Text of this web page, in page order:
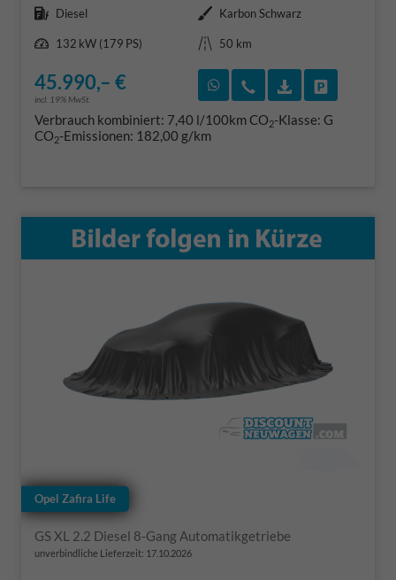
Kraftstoff Diesel Außenfarbe Karbon Schwarz
Leistung
132 kW (179 PS) Kilometerstand 50 km
45.990,– €
incl. 19% MwSt.
Rückruf vereinbaren
Wir rufen Sie an
Verbrauch kombiniert: 7,40 l/100kmCO2-Klasse: G
CO2-Emissionen: 182,00 g/km
Opel Zafira Life
GS XL 2.2 Diesel 8-Gang Automatikgetriebe
unverbindliche Lieferzeit: 17.10.2026